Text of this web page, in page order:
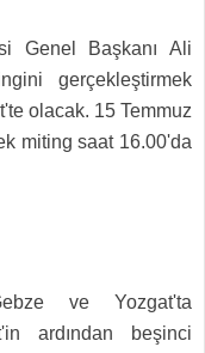
Genel Başkanı Ali
gerçekleştirmek
olacak. 15 Temmuz
miting saat 16.00'da
ve Yozgat'ta
ardından beşinci